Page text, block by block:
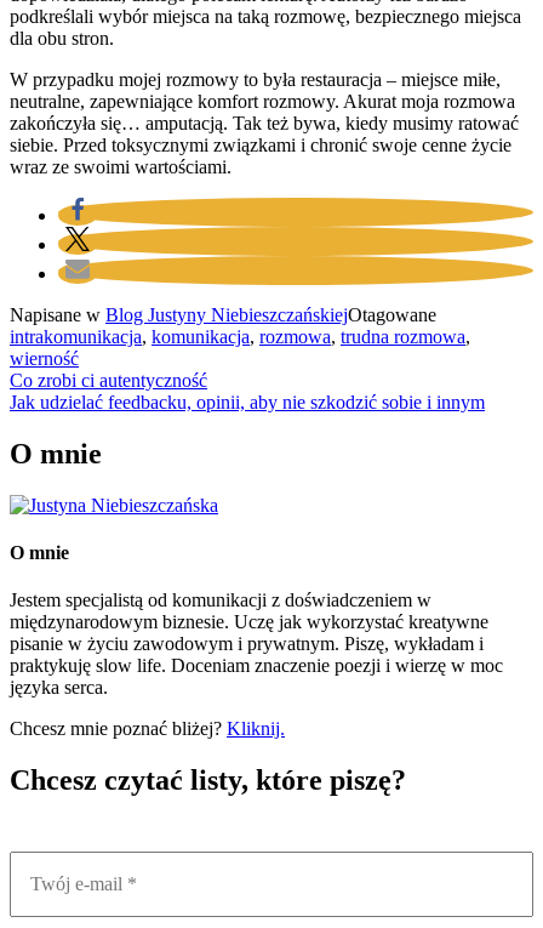
podkreślali wybór miejsca na taką rozmowę, bezpiecznego miejsca
dla obu stron.
W przypadku mojej rozmowy to była restauracja – miejsce miłe,
neutralne, zapewniające komfort rozmowy. Akurat moja rozmowa
zakończyła się… amputacją. Tak też bywa, kiedy musimy ratować
siebie. Przed toksycznymi związkami i chronić swoje cenne życie
wraz ze swoimi wartościami.
Napisane w Blog Justyny NiebieszczańskiejOtagowane
intrakomunikacja, komunikacja, rozmowa, trudna rozmowa,
wierność
Nawigacja
wpisu
Co zrobi ci autentyczność
Jak udzielać feedbacku, opinii, aby nie szkodzić sobie i innym
O mnie
O mnie
Jestem specjalistą od komunikacji z doświadczeniem w
międzynarodowym biznesie. Uczę jak wykorzystać kreatywne
pisanie w życiu zawodowym i prywatnym. Piszę, wykładam i
praktykuję slow life. Doceniam znaczenie poezji i wierzę w moc
języka serca.
Chcesz mnie poznać bliżej? Kliknij.
Chcesz czytać listy, które piszę?